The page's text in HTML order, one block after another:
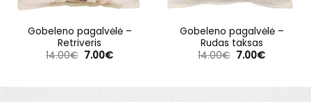
Gobeleno pagalvėlė –
Retriveris
14.00€ Original
7.00€Current
Gobeleno pagalvėlė –
Rudas taksas
14.00€ Original
7.00€Current